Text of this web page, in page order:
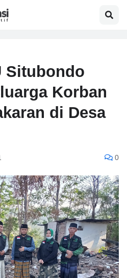
Situbondo
Korban
di Desa
0